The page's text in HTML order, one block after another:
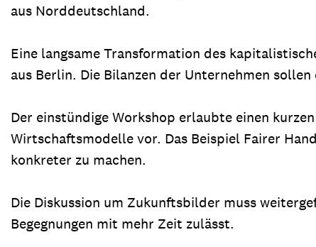
aus Norddeutschland.
Eine langsame Transformation des
aus Berlin. Die Bilanzen der Unternehmen
Der einstündige Workshop erlaubte einen
Wirtschaftsmodelle vor. Das Beispiel Fairer
konkreter zu machen.
Die Diskussion um Zukunftsbilder muss
Begegnungen mit mehr Zeit zulässt.